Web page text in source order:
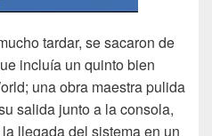
tardar, se sacaron de
incluía un quinto bien
una obra maestra pulida
salida junto a la consola,
llegada del sistema en un